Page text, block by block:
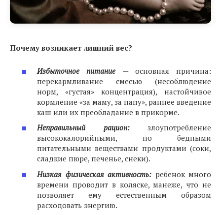
Почему возникает лишний вес?
Избыточное питание — основная причина:
перекармливание смесью (несоблюдение
норм, «густая» концентрация), настойчивое
кормление «за маму, за папу», раннее введение
каш или их преобладание в прикорме.
Неправильный рацион:злоупотребление
высококалорийными, но бедными
питательными веществами продуктами (соки,
сладкие пюре, печенье, снеки).
Низкая физическая активность: ребенок много
времени проводит в коляске, манеже, что не
позволяет ему естественным образом
расходовать энергию.